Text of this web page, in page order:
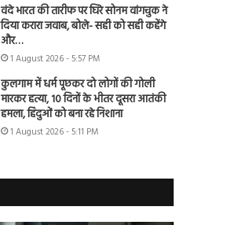
वंदे भारत की तारीफ पर घिरे सोनम वांगचुक ने
दिया करारा जवाब, बोले- सही को सही कहेंगे
और…
1 August 2026 - 5:57 PM
कुलगाम में धर्म पूछकर दो लोगों की गोली
मारकर हत्या, 10 दिनों के भीतर दूसरा आतंकी
हमला, हिंदुओं को बना रहे निशाना
1 August 2026 - 5:11 PM